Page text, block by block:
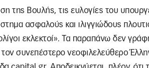
της Βουλής, τις ευλογίες του
ασφαλούς και ιλιγγιώδους
εκλεκτοί». Τα παραπάνω δεν
συνεπέστερο νεοφιλελεύθερο